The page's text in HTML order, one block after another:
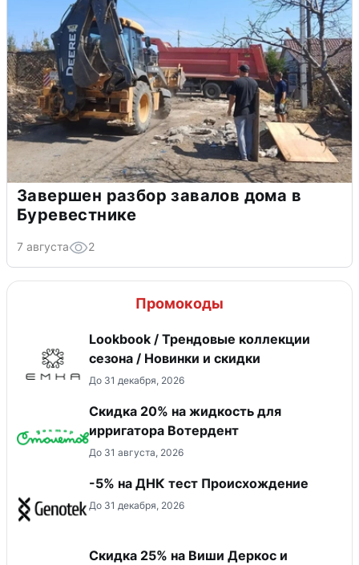
Завершен разбор завалов дома в
Буревестнике
7 августа 2
Промокоды
Lookbook / Трендовые коллекции
сезона / Новинки и скидки
До 31 декабря, 2026
Скидка 20% на жидкость для
ирригатора Вотердент
До 31 августа, 2026
-5% на ДНК тест Происхождение
До 31 декабря, 2026
Скидка 25% на Виши Деркос и